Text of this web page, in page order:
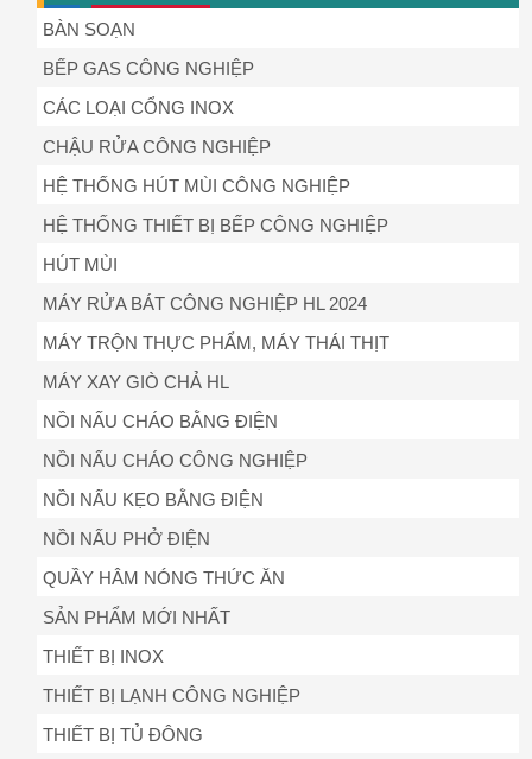
BÀN SOẠN
BẾP GAS CÔNG NGHIỆP
CÁC LOẠI CỔNG INOX
CHẬU RỬA CÔNG NGHIỆP
HỆ THỐNG HÚT MÙI CÔNG NGHIỆP
HỆ THỐNG THIẾT BỊ BẾP CÔNG NGHIỆP
HÚT MÙI
MÁY RỬA BÁT CÔNG NGHIỆP HL 2024
MÁY TRỘN THỰC PHẨM, MÁY THÁI THỊT
MÁY XAY GIÒ CHẢ HL
NỒI NẤU CHÁO BẰNG ĐIỆN
NỒI NẤU CHÁO CÔNG NGHIỆP
NỒI NẤU KẸO BẰNG ĐIỆN
NỒI NẤU PHỞ ĐIỆN
QUẦY HÂM NÓNG THỨC ĂN
SẢN PHẨM MỚI NHẤT
THIẾT BỊ INOX
THIẾT BỊ LẠNH CÔNG NGHIỆP
THIẾT BỊ TỦ ĐÔNG